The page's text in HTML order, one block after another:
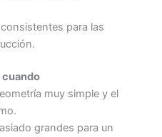
para las
muy simple y el
grandes para un